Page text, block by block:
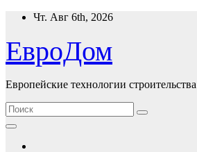
Перейти
содержимому
Чт. Авг 6th, 2026
ЕвроДом
Европейские технологии